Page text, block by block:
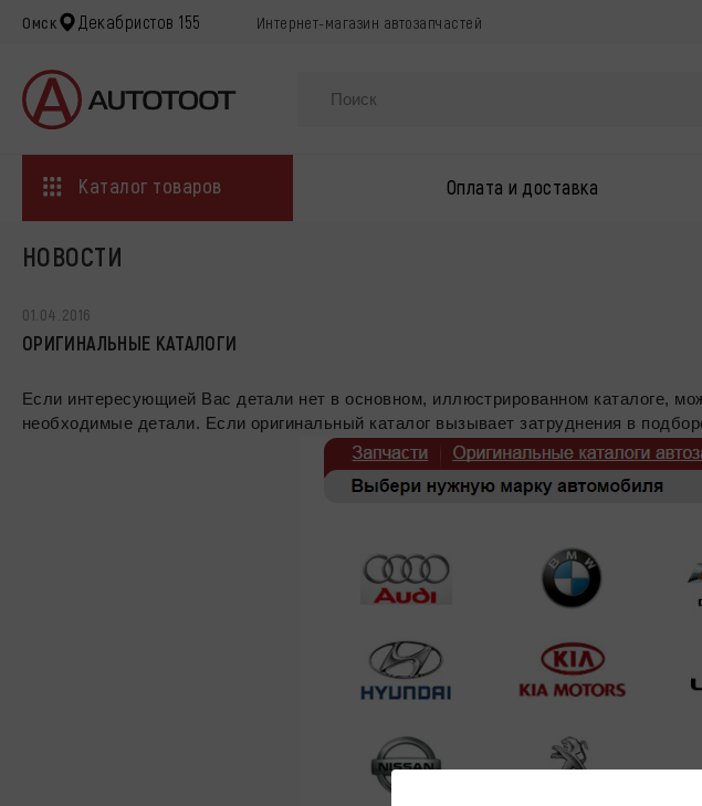
Омск Декабристов 155 Интернет-магазин автозапчастей
Каталог товаров Оплата и доставка
НОВОСТИ
01.04.2016
ОРИГИНАЛЬНЫЕ КАТАЛОГИ
Если интересующией Вас детали нет в основном, иллюстрированном каталоге,
необходимые детали. Если оригинальный каталог вызывает затруднения в